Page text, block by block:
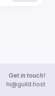
Get in touch!
hi@guild.host